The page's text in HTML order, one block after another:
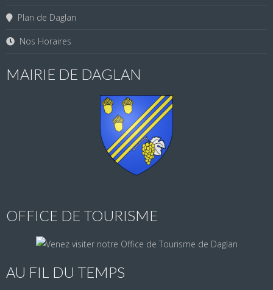
Plan de Daglan
Nos Horaires
MAIRIE DE DAGLAN
OFFICE DE TOURISME
AU FIL DU TEMPS